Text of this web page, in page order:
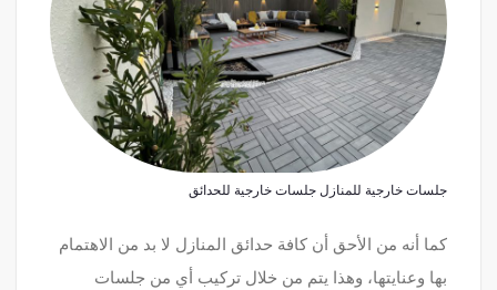
جلسات خارجية للمنازل جلسات خارجية للحدائق
كما أنه من الأحق أن كافة حدائق المنازل لا بد من الاهتمام
بها وعنايتها، وهذا يتم من خلال تركيب أي من جلسات